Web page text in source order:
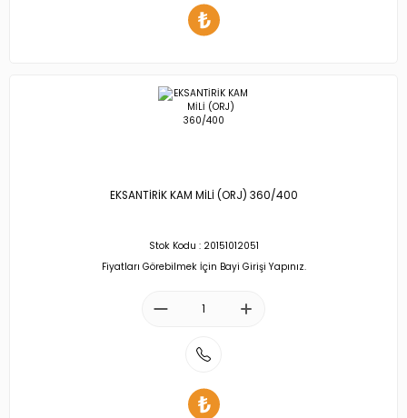
EKSANTİRİK KAM MİLİ (ORJ) 360/400
Stok Kodu : 20151012051
Fiyatları Görebilmek İçin Bayi Girişi Yapınız.